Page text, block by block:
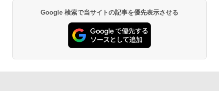
Google 検索で当サイトの記事を優先表示させる